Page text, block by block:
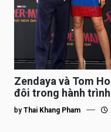
Zendaya và Tom
đôi trong hành
by Thai Khang Pham